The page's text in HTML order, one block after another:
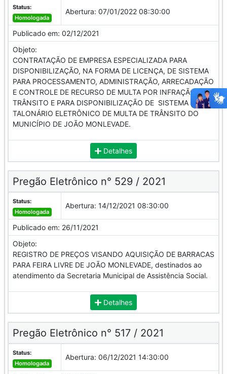
Status:
Homologada
Abertura: 07/01/2022 08:30:00
Publicado em: 02/12/2021
Objeto:
CONTRATAÇÃO DE EMPRESA ESPECIALIZADA PARA
DISPONIBILIZAÇÃO, NA FORMA DE LICENÇA, DE SISTEMA
PARA PROCESSAMENTO, ADMINISTRAÇÃO, ARRECADAÇÃO
E CONTROLE DE RECURSO DE MULTA POR INFRAÇÃO DE
TRÂNSITO E PARA DISPONIBILIZAÇÃO DE SISTEMA DE
TALONÁRIO ELETRÔNICO DE MULTA DE TRÂNSITO DO
MUNICÍPIO DE JOÃO MONLEVADE.
Detalhes
Pregão Eletrônico n° 529 / 2021
Status:
Homologada
Abertura: 14/12/2021 08:30:00
Publicado em: 26/11/2021
Objeto:
REGISTRO DE PREÇOS VISANDO AQUISIÇÃO DE BARRACAS
PARA FEIRA LIVRE DE JOÃO MONLEVADE, destinados ao
atendimento da Secretaria Municipal de Assistência Social.
Detalhes
Pregão Eletrônico n° 517 / 2021
Status:
Homologada
Abertura: 06/12/2021 14:30:00